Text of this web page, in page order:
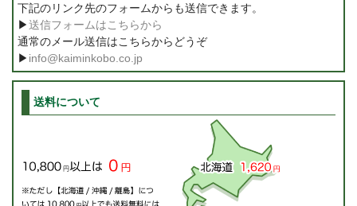
下記のリンク先のフォームからも送信できます。
▶送信フォームはこちらから
通常のメール送信はこちらからどうぞ
▶ info@kaiminkobo.co.jp
送料について